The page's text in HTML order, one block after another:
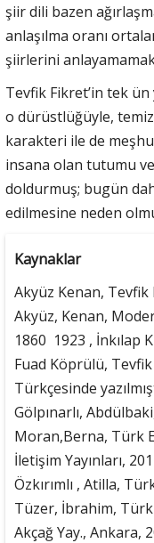
şiir dili bazen
anlaşılma oranı
şiirlerini
Tevfik Fikret’in tek
o dürüstlüğüyle, temiz
karakteri ile de
insana olan tutumu
doldurmuş; bugün
edilmesine neden
Kaynaklar
Akyüz Kenan,
Akyüz, Kenan,
1860  1923 , İnkılap
Fuad Köprülü, Tevfik
Türkçesinde
Gölpınarlı,
Moran,Berna, Türk
İletişim Yayınları,
Özkırımlı , Atilla,
Tüzer, İbrahim, Türk
Akçağ Yay., Ankara,